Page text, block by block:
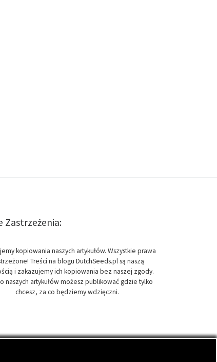
Zastrzeżenia:
kopiowania naszych artykułów. Wszystkie prawa
Treści na blogu DutchSeeds.pl są naszą
i zakazujemy ich kopiowania bez naszej zgody.
naszych artykułów możesz publikować gdzie tylko
chcesz, za co będziemy wdzięczni.